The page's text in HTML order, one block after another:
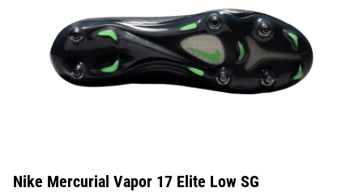
Nike Mercurial Vapor 17 Elite Low SG